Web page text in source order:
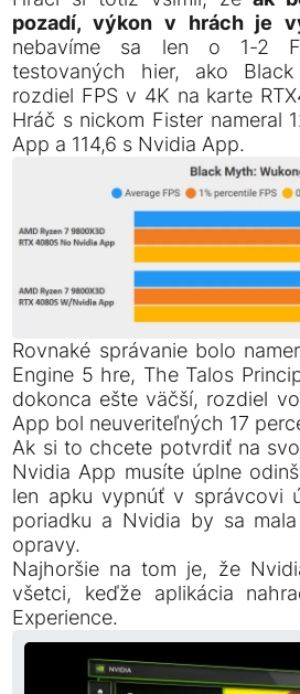
pozadí, výkon v hrách je
nebavíme sa len o 1-2
testovaných hier, ako
rozdiel FPS v 4K na karte
Hráč s nickom Fister nameral
App a 114,6 s Nvidia App.
Rovnaké správanie bolo
Engine 5 hre, The Talos
dokonca ešte väčší, rozdiel
App bol neuveriteľných 17
Ak si to chcete potvrdiť na
Nvidia App musíte úplne
len apku vypnúť v správcovi
poriadku a Nvidia by sa
opravy.
Najhoršie na tom je, že
všetci, keďže aplikácia
Experience.